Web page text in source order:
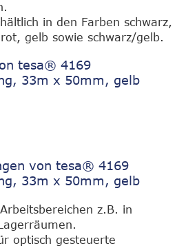
in den Farben schwarz,
gelb sowie schwarz/gelb.
tesa® 4169
33m x 50mm, gelb
von tesa® 4169
33m x 50mm, gelb
z.B. in
optisch gesteuerte